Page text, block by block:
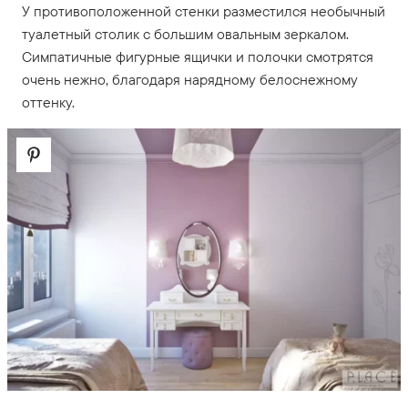
У противоположенной стенки разместился необычный
туалетный столик с большим овальным зеркалом.
Симпатичные фигурные ящички и полочки смотрятся
очень нежно, благодаря нарядному белоснежному
оттенку.